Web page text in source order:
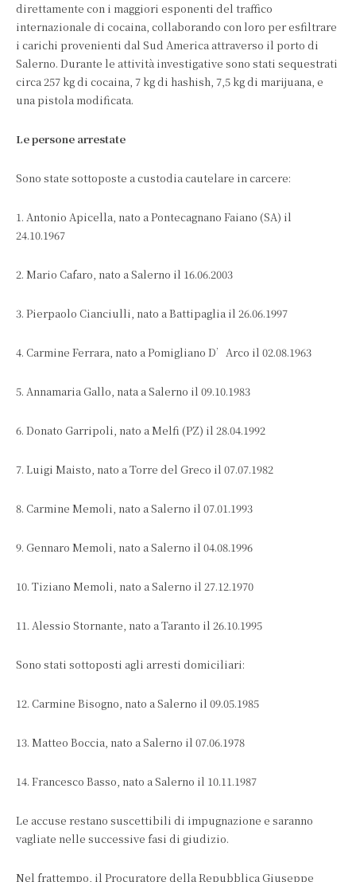
direttamente con i maggiori esponenti del traffico
internazionale di cocaina, collaborando con loro per esfiltrare
i carichi provenienti dal Sud America attraverso il porto di
Salerno. Durante le attività investigative sono stati sequestrati
circa 257 kg di cocaina, 7 kg di hashish, 7,5 kg di marijuana, e
una pistola modificata.
Le persone arrestate
Sono state sottoposte a custodia cautelare in carcere:
1. Antonio Apicella, nato a Pontecagnano Faiano (SA) il
24.10.1967
2. Mario Cafaro, nato a Salerno il 16.06.2003
3. Pierpaolo Cianciulli, nato a Battipaglia il 26.06.1997
4. Carmine Ferrara, nato a Pomigliano D’Arco il 02.08.1963
5. Annamaria Gallo, nata a Salerno il 09.10.1983
6. Donato Garripoli, nato a Melfi (PZ) il 28.04.1992
7. Luigi Maisto, nato a Torre del Greco il 07.07.1982
8. Carmine Memoli, nato a Salerno il 07.01.1993
9. Gennaro Memoli, nato a Salerno il 04.08.1996
10. Tiziano Memoli, nato a Salerno il 27.12.1970
11. Alessio Stornante, nato a Taranto il 26.10.1995
Sono stati sottoposti agli arresti domiciliari:
12. Carmine Bisogno, nato a Salerno il 09.05.1985
13. Matteo Boccia, nato a Salerno il 07.06.1978
14. Francesco Basso, nato a Salerno il 10.11.1987
Le accuse restano suscettibili di impugnazione e saranno
vagliate nelle successive fasi di giudizio.
Nel frattempo, il Procuratore della Repubblica Giuseppe